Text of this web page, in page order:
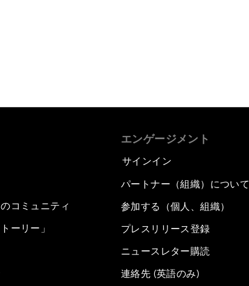
コミュニティ
ーリー」
エンゲージメント
サインイン
パートナー（組織）について
参加する（個人、組織）
プレスリリース登録
ニュースレター購読
連絡先 (英語のみ)